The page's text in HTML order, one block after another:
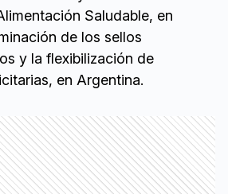
Saludable, en
de los sellos
y la flexibilización de
en Argentina.